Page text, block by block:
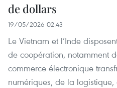
de dollars
19/05/2026 02:43
Le Vietnam et l’Inde
de coopération, notamment
commerce électronique
numériques, de la